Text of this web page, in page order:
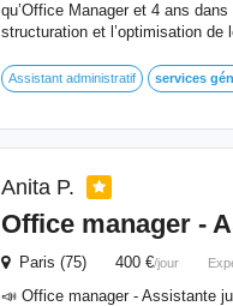
qu’Office Manager et 4 ans
structuration et l’optimisation de
Assistant administratif services
Anita P.
Office manager -
Paris (75) 400 €/jour
📣 Office manager - Assistante